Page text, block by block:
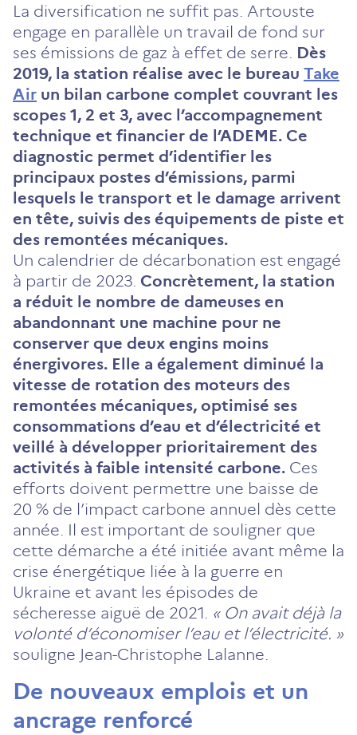
La diversification ne suffit pas. Artouste
engage en parallèle un travail de fond sur
ses émissions de gaz à effet de serre. Dès
2019, la station réalise avec le bureau Take
Air un bilan carbone complet couvrant les
scopes 1, 2 et 3, avec l’accompagnement
technique et financier de l’ADEME. Ce
diagnostic permet d’identifier les
principaux postes d’émissions, parmi
lesquels le transport et le damage arrivent
en tête, suivis des équipements de piste et
des remontées mécaniques.
Un calendrier de décarbonation est engagé
à partir de 2023. Concrètement, la station
a réduit le nombre de dameuses en
abandonnant une machine pour ne
conserver que deux engins moins
énergivores. Elle a également diminué la
vitesse de rotation des moteurs des
remontées mécaniques, optimisé ses
consommations d’eau et d’électricité et
veillé à développer prioritairement des
activités à faible intensité carbone. Ces
efforts doivent permettre une baisse de
20 % de l’impact carbone annuel dès cette
année. Il est important de souligner que
cette démarche a été initiée avant même la
crise énergétique liée à la guerre en
Ukraine et avant les épisodes de
sécheresse aiguë de 2021. « On avait déjà la
volonté d’économiser l’eau et l’électricité. »
souligne Jean-Christophe Lalanne.
De nouveaux emplois et un
ancrage renforcé